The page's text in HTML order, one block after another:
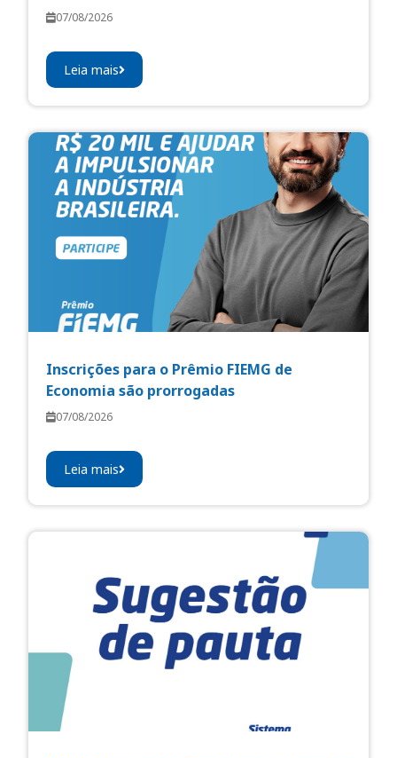
07/08/2026
Leia mais
Inscrições para o Prêmio FIEMG de
Economia são prorrogadas
07/08/2026
Leia mais